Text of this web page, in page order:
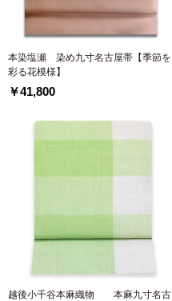
本染塩瀬 染め九寸名古屋帯【季節を
彩る花模様】
￥41,800
越後小千谷本麻織物 本麻九寸名古